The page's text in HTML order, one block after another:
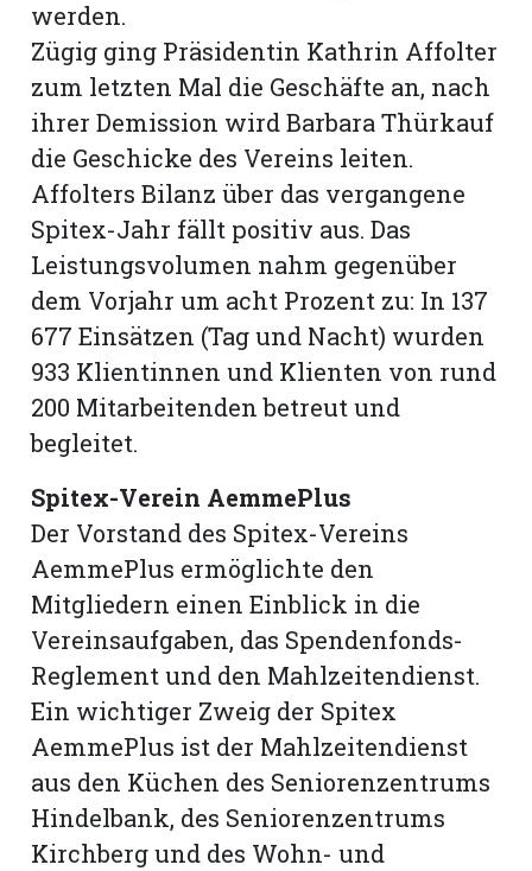
werden.
Zügig ging Präsidentin Kathrin Affolter
zum letzten Mal die Geschäfte an, nach
ihrer Demission wird Barbara Thürkauf
die Geschicke des Vereins leiten.
Affolters Bilanz über das vergangene
Spitex-Jahr fällt positiv aus. Das
Leistungsvolumen nahm gegenüber
dem Vorjahr um acht Prozent zu: In 137
677 Einsätzen (Tag und Nacht) wurden
933 Klientinnen und Klienten von rund
200 Mitarbeitenden betreut und
begleitet.
Spitex-Verein AemmePlus
Der Vorstand des Spitex-Vereins
AemmePlus ermöglichte den
Mitgliedern einen Einblick in die
Vereinsaufgaben, das Spendenfonds-
Reglement und den Mahlzeitendienst.
Ein wichtiger Zweig der Spitex
Aemme­Plus ist der Mahlzeitendienst
aus den Küchen des Seniorenzentrums
Hindelbank, des Seniorenzentrums
Kirch­berg und des Wohn- und